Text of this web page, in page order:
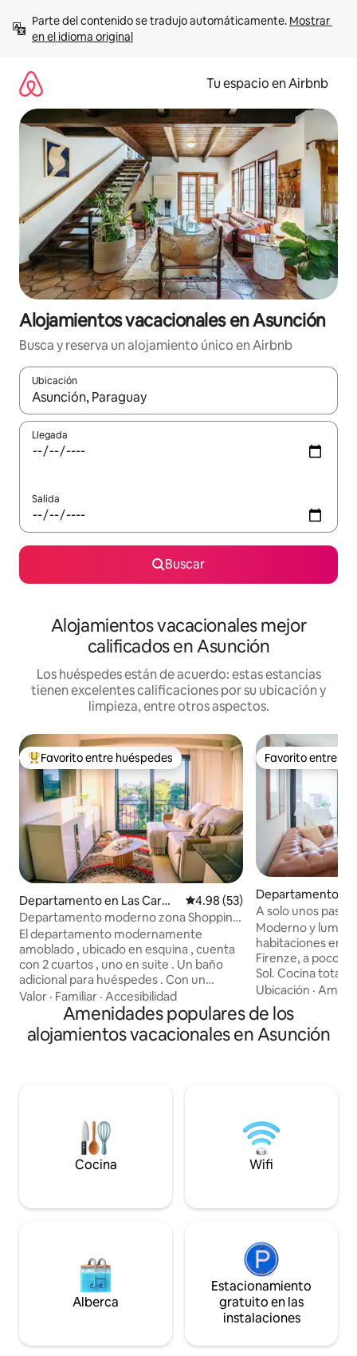
contenido
Parte del contenido se tradujo automáticamente. Mostrar
en el idioma original
Tu espacio en Airbnb
Alojamientos vacacionales en Asunción
Busca y reserva un alojamiento único en Airbnb
Ubicación
Cuando los resultados estén disponibles, podrás navegar
Llegada
Salida
Buscar
Alojamientos vacacionales mejor
calificados en Asunción
Los huéspedes están de acuerdo: estas estancias
tienen excelentes calificaciones por su ubicación y
limpieza, entre otros aspectos.
De los mejores en Favorito entre huéspedes
Favorito entre huéspedes
Departamento en Las Carm
elitas
Calificación promedio: 4.98 de
4.98 (53)
Departamento moderno zona Shopping
del Sol
El departamento modernamente
amoblado , ubicado en esquina , cuenta
con 2 cuartos , uno en suite . Un baño
adicional para huéspedes . Con un
comodo living para disfrutar de la vista o
ver TV UHD Samsung en pantalla de 55”
para trabajo o relax . Internet de 200
Megas y Personal Flow con canales de
cochera propia dentro del Edificio,
techada con acceso directo al lobby y
ascensor . Ademas , amplió balcón
interior . Y terraza para eventos con
Valor · Familiar · Accesibilidad
Favorito entre
Favorito entre
Departamento
as
A solo unos pasos
Departamento
piscina en la
Moderno y
habitaciones en
Firenze, a pocos
Sol. Cocina
espacio de
Netflix en todos
privado con vistas
acondicionado
está a solo 15
Ubicación ·
Amenidades populares de los
alojamientos vacacionales en Asunción
Cocina Wifi
Alberca
Estacionamiento
gratuito en las
instalaciones